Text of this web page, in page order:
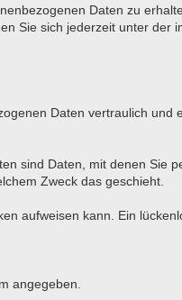
Daten zu
Sie sich jederzeit unter der
Daten vertraulich und
sind Daten, mit denen Sie
Zweck das geschieht.
aufweisen kann. Ein
angegeben.